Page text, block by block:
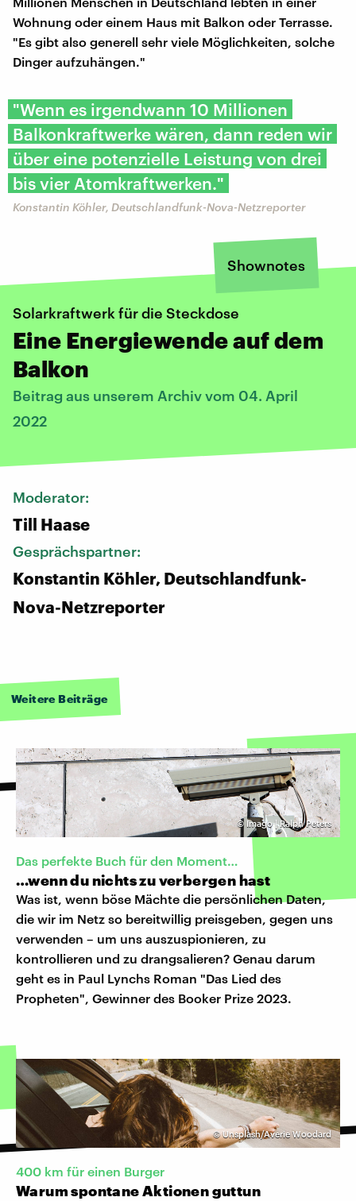
Wohnung oder einem Haus mit Balkon oder Terrasse.
"Es gibt also generell sehr viele Möglichkeiten, solche
Dinger aufzuhängen."
"Wenn es irgendwann 10 Millionen
Balkonkraftwerke wären, dann reden wir
über eine potenzielle Leistung von drei
bis vier Atomkraftwerken."
Konstantin Köhler, Deutschlandfunk-Nova-Netzreporter
Shownotes
Solarkraftwerk für die Steckdose
Eine Energiewende auf dem
Balkon
Beitrag aus unserem Archiv vom 04. April
2022
Moderator:
Till Haase
Gesprächspartner:
Konstantin Köhler, Deutschlandfunk-
Nova-Netzreporter
Weitere Beiträge
© Imago | Ralph Peters
Das perfekte Buch für den Moment…
…wenn du nichts zu verbergen hast
Was ist, wenn böse Mächte die persönlichen Daten,
die wir im Netz so bereitwillig preisgeben, gegen uns
verwenden – um uns auszuspionieren, zu
kontrollieren und zu drangsalieren? Genau darum
geht es in Paul Lynchs Roman "Das Lied des
Propheten", Gewinner des Booker Prize 2023.
©Unsplash/Averie Woodard
400 km für einen Burger
Warum spontane Aktionen guttun